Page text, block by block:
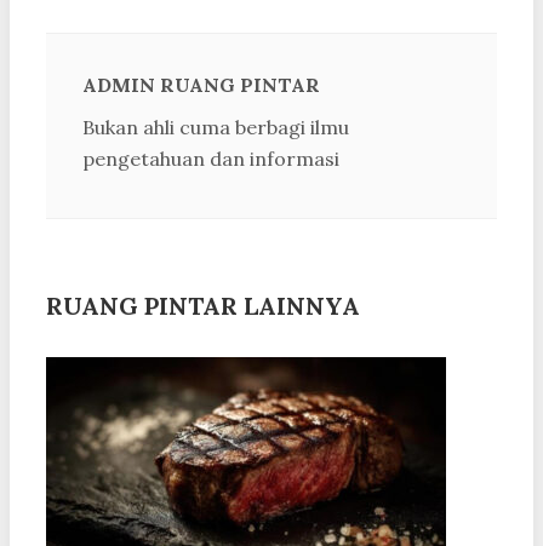
ADMIN RUANG PINTAR
Bukan ahli cuma berbagi ilmu
pengetahuan dan informasi
RUANG PINTAR LAINNYA